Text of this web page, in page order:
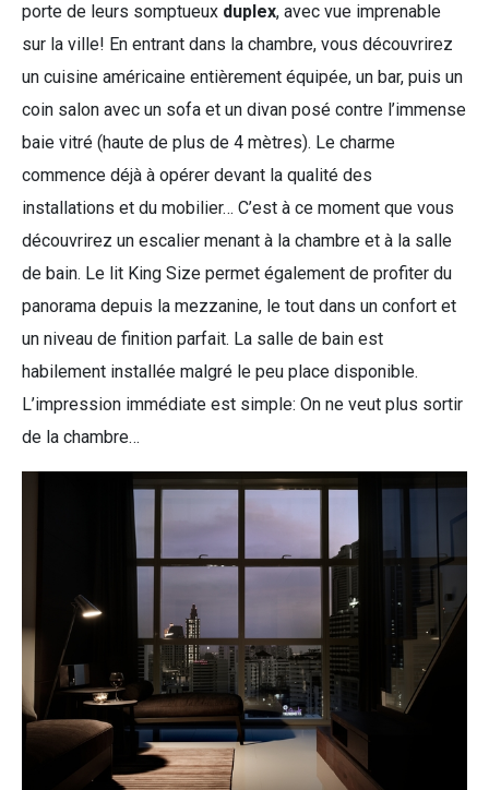
porte de leurs somptueux duplex, avec vue imprenable
sur la ville! En entrant dans la chambre, vous découvrirez
un cuisine américaine entièrement équipée, un bar, puis un
coin salon avec un sofa et un divan posé contre l’immense
baie vitré (haute de plus de 4 mètres). Le charme
commence déjà à opérer devant la qualité des
installations et du mobilier… C’est à ce moment que vous
découvrirez un escalier menant à la chambre et à la salle
de bain. Le lit King Size permet également de profiter du
panorama depuis la mezzanine, le tout dans un confort et
un niveau de finition parfait. La salle de bain est
habilement installée malgré le peu place disponible.
L’impression immédiate est simple: On ne veut plus sortir
de la chambre…